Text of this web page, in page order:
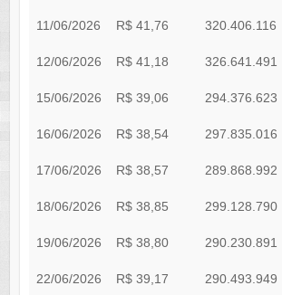
11/06/2026 R$ 41,76 320.406.116
12/06/2026 R$ 41,18 326.641.491
15/06/2026 R$ 39,06 294.376.623
16/06/2026 R$ 38,54 297.835.016
17/06/2026 R$ 38,57 289.868.992
18/06/2026 R$ 38,85 299.128.790
19/06/2026 R$ 38,80 290.230.891
22/06/2026 R$ 39,17 290.493.949